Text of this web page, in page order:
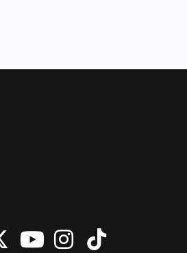
X vanInstagram
Tiktok